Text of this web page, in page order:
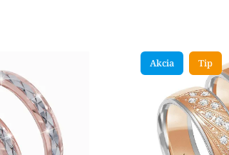
Akcia Tip